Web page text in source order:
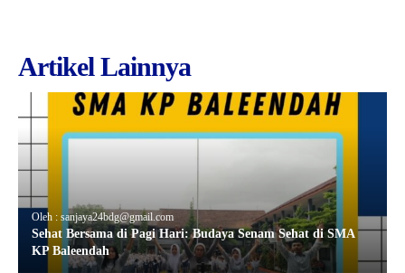
Artikel Lainnya
Oleh : sanjaya24bdg@gmail.com
Sehat Bersama di Pagi Hari: Budaya Senam Sehat di SMA
KP Baleendah